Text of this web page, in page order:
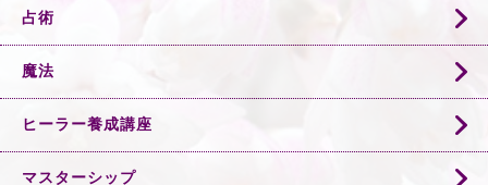
占術
魔法
ヒーラー養成講座
マスターシップ